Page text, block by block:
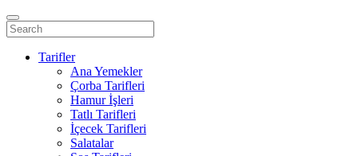
Tarifler
Ana Yemekler
Çorba Tarifleri
Hamur İşleri
Tatlı Tarifleri
İçecek Tarifleri
Salatalar